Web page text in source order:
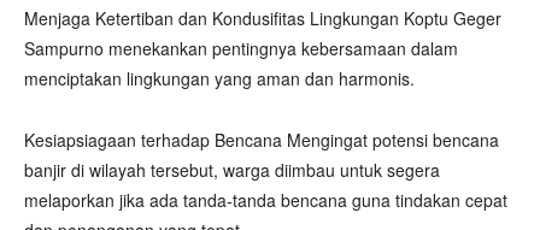
Menjaga Ketertiban dan Kondusifitas Lingkungan Koptu Geger
Sampurno menekankan pentingnya kebersamaan dalam
menciptakan lingkungan yang aman dan harmonis.
Kesiapsiagaan terhadap Bencana Mengingat potensi bencana
banjir di wilayah tersebut, warga diimbau untuk segera
melaporkan jika ada tanda-tanda bencana guna tindakan cepat